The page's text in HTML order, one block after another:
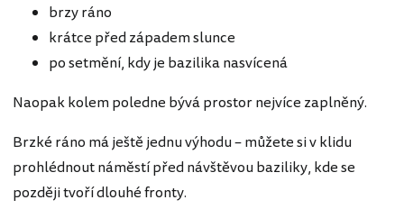
brzy ráno
krátce před západem slunce
po setmění, kdy je bazilika nasvícená
Naopak kolem poledne bývá prostor nejvíce zaplněný.
Brzké ráno má ještě jednu výhodu – můžete si v klidu
prohlédnout náměstí před návštěvou baziliky, kde se
později tvoří dlouhé fronty.